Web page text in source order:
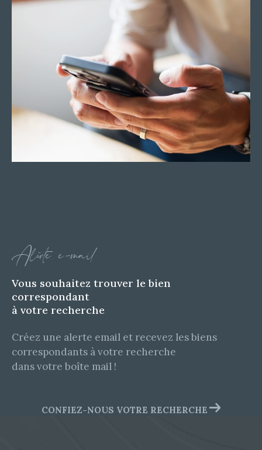
Alerte e-mail
Vous souhaitez trouver le bien
correspondant
à votre recherche
Créez une alerte email et recevez les biens
correspondants à votre recherche
dans votre boîte mail !
CONFIEZ-NOUS VOTRE RECHERCHE